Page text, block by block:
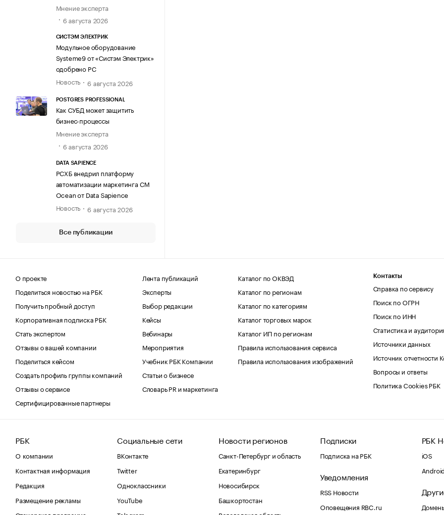
Мнение эксперта
6 августа 2026
СИСТЭМ ЭЛЕКТРИК
Модульное оборудование
Systeme9 от «Систэм Электрик»
одобрено РС
Новость
6 августа 2026
POSTGRES PROFESSIONAL
Как СУБД может защитить
бизнес-процессы
Мнение эксперта
6 августа 2026
DATA SAPIENCE
РСХБ внедрил платформу
автоматизации маркетинга CM
Ocean от Data Sapience
Новость
6 августа 2026
Все публикации
О проекте
Поделиться новостью на РБК
Получить пробный доступ
Корпоративная подписка РБК
Стать экспертом
Отзывы о вашей компании
Поделиться кейсом
Создать профиль группы компаний
Отзывы о сервисе
Сертифицированные партнеры
Лента публикаций
Эксперты
Выбор редакции
Кейсы
Вебинары
Мероприятия
Учебник РБК Компании
Статьи о бизнесе
Словарь PR и маркетинга
Каталог по ОКВЭД
Каталог по регионам
Каталог по категориям
Каталог торговых марок
Каталог ИП по регионам
Правила использования сервиса
Правила использования изображений
Контакты
Справка по сервису
Поиск по ОГРН
Поиск по ИНН
Статистика и
Источники данных
Источник отчетности
Вопросы и ответы
Политика Cookies РБК
РБК
О компании
Контактная информация
Редакция
Размещение рекламы
Социальные сети
ВКонтакте
Twitter
Одноклассники
YouTube
Новости регионов
Санкт-Петербург и область
Екатеринбург
Новосибирск
Башкортостан
Подписки
Подписка на РБК
Уведомления
RSS Новости
Оповещения RBC.ru
РБК
iOS